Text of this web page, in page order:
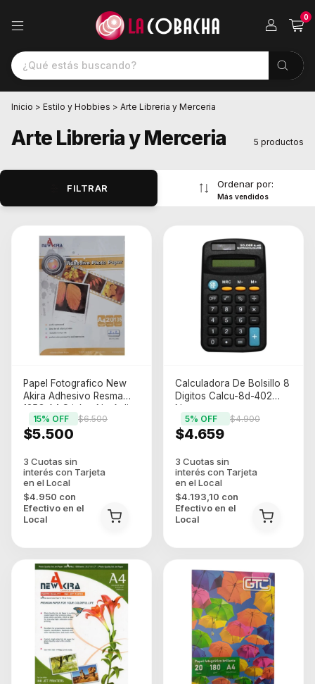
0
Inicio > Estilo y Hobbies > Arte Libreria y Merceria
Arte Libreria y Merceria 5 productos
FILTRAR Ordenar por:
Más vendidos
Papel Fotografico New
Akira Adhesivo Resma
135G A4 Sticker No Aplica
$5.500
$6.500
15% OFF
$4.950 con
Efectivo en el
Local
Calculadora De Bolsillo 8
Digitos Calcu-8d-402
Negro
$4.659
$4.900
5% OFF
$4.193,10 con
Efectivo en el
Local